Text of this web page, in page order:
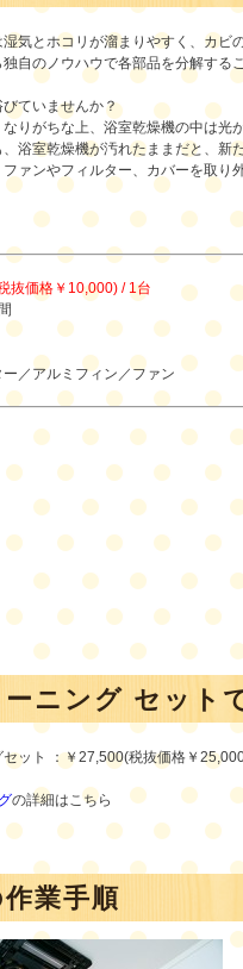
気とホコリが溜まりやすく、カビ
自のノウハウで各部品を分解する
ていませんか？
りがちな上、浴室乾燥機の中は光
浴室乾燥機が汚れたままだと、新
ァンやフィルター、カバーを取り
抜価格￥10,000) / 1台
／アルミフィン／ファン
ニング セット
ット ：￥27,500(税抜価格￥
の詳細はこちら
業手順